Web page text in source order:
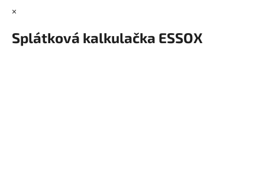
×
Splátková kalkulačka ESSOX